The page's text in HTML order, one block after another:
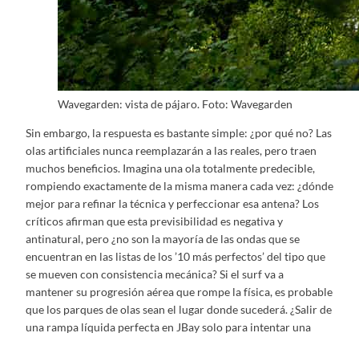
Wavegarden: vista de pájaro. Foto: Wavegarden
Sin embargo, la respuesta es bastante simple: ¿por qué no? Las
olas artificiales nunca reemplazarán a las reales, pero traen
muchos beneficios. Imagina una ola totalmente predecible,
rompiendo exactamente de la misma manera cada vez: ¿dónde
mejor para refinar la técnica y perfeccionar esa antena? Los
críticos afirman que esta previsibilidad es negativa y
antinatural, pero ¿no son la mayoría de las ondas que se
encuentran en las listas de los ’10 más perfectos’ del tipo que
se mueven con consistencia mecánica? Si el surf va a
mantener su progresión aérea que rompe la física, es probable
que los parques de olas sean el lugar donde sucederá. ¿Salir de
una rampa líquida perfecta en JBay solo para intentar una